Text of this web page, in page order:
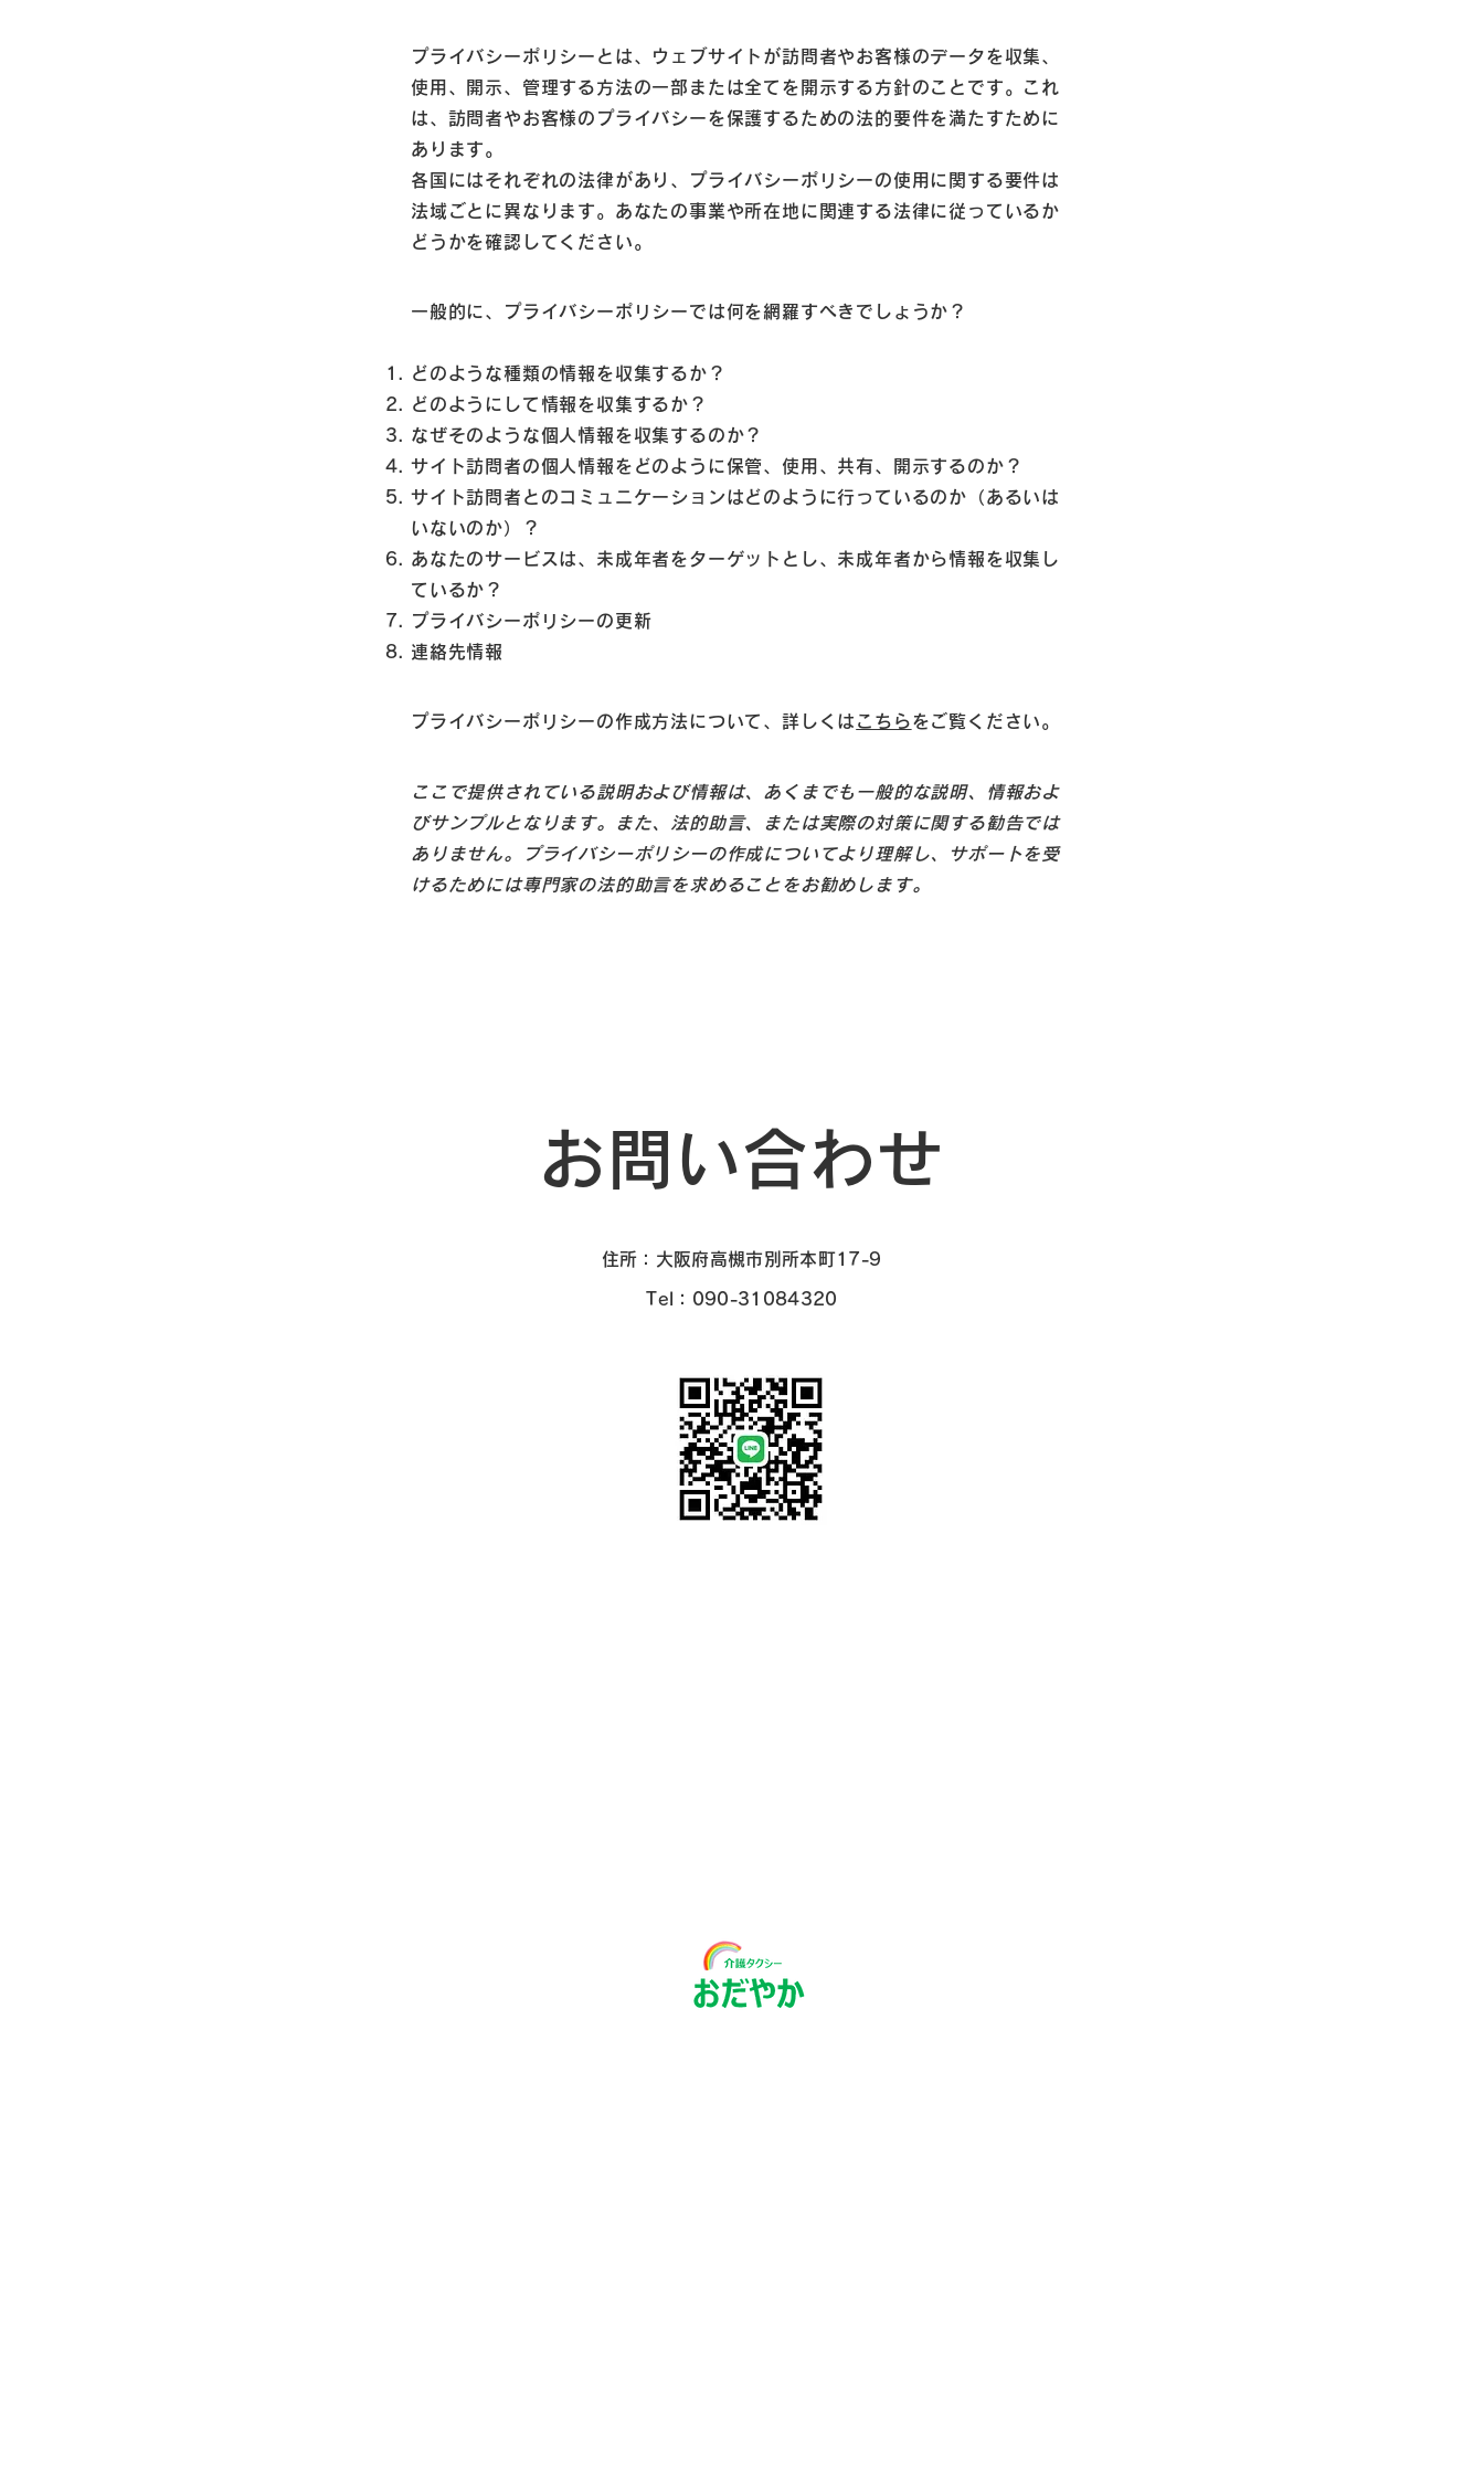
プライバシーポリシーとは、ウェブサイトが訪問者やお客様のデータを収集、
使用、開示、管理する方法の一部または全てを開示する方針のことです。これ
は、訪問者やお客様のプライバシーを保護するための法的要件を満たすために
あります。
各国にはそれぞれの法律があり、プライバシーポリシーの使用に関する要件は
法域ごとに異なります。あなたの事業や所在地に関連する法律に従っているか
どうかを確認してください。
一般的に、プライバシーポリシーでは何を網羅すべきでしょうか？
どのような種類の情報を収集するか？
どのようにして情報を収集するか？
なぜそのような個人情報を収集するのか？
サイト訪問者の個人情報をどのように保管、使用、共有、開示するのか？
サイト訪問者とのコミュニケーションはどのように行っているのか（あるいは
いないのか）？
あなたのサービスは、未成年者をターゲットとし、未成年者から情報を収集し
ているか？
プライバシーポリシーの更新
連絡先情報
プライバシーポリシーの作成方法について、詳しくは こちらをご覧ください。
ここで提供されている説明および情報は、あくまでも一般的な説明、情報およ
びサンプルとなります。また、法的助言、または実際の対策に関する勧告では
ありません。プライバシーポリシーの作成についてより理解し、サポートを受
けるためには専門家の法的助言を求めることをお勧めします。
お問い合わせ
住所：大阪府高槻市別所本町17-9
Tel：090-31084320